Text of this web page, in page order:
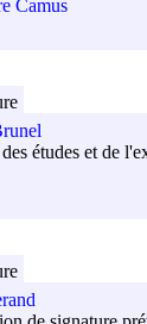
Camus
études et de